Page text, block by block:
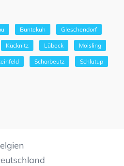
Buntekuh Gleschendorf
Kücknitz Lübeck Moisling
Scharbeutz Schlutup